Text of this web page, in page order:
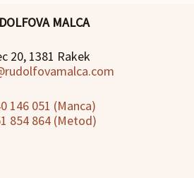
MALCA
20, 1381 Rakek
146 051 (Manca)
854 864 (Metod)